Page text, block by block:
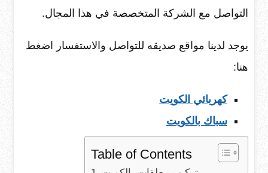
التواصل مع الشركة المتخصصة في هذا المجال.
يوجد لدينا مواقع صديقه للتواصل والاستفسار اضغط
هنا:
كهربائي الكويت
سباك بالكويت
Table of Contents